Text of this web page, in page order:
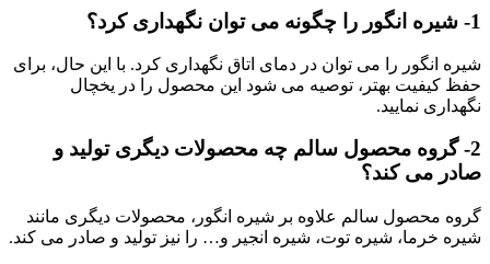
1- شیره انگور را چگونه می توان نگهداری کرد؟
شیره انگور را می توان در دمای اتاق نگهداری کرد. با این حال، برای
حفظ کیفیت بهتر، توصیه می شود این محصول را در یخچال
نگهداری نمایید.
2- گروه محصول سالم چه محصولات دیگری تولید و
صادر می کند؟
گروه محصول سالم علاوه بر شیره انگور، محصولات دیگری مانند
شیره خرما، شیره توت، شیره انجیر و… را نیز تولید و صادر می کند.